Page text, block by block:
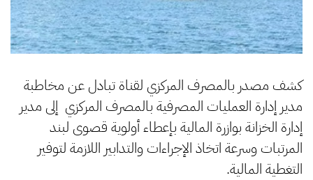
كشف مصدر بالمصرف المركزي لقناة تبادل عن مخاطبة
مدير إدارة العمليات المصرفية بالمصرف المركزي إلى مدير
إدارة الخزانة بوازرة المالية بإعطاء أولوية قصوى لبند
المرتبات وسرعة اتخاذ الإجراءات والتدابير اللازمة لتوفير
التغطية المالية.